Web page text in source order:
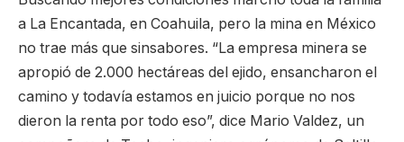
a La Encantada, en Coahuila, pero la mina en México
no trae más que sinsabores. “La empresa minera se
apropió de 2.000 hectáreas del ejido, ensancharon el
camino y todavía estamos en juicio porque no nos
dieron la renta por todo eso”, dice Mario Valdez, un